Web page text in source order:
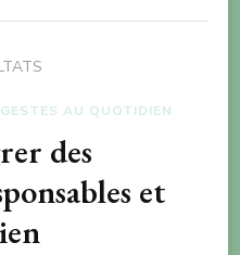
GESTES AU QUOTIDIEN
des
et